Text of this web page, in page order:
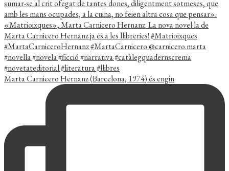
Marta Carnicero Hernanz (Barcelona, 1974) és engin